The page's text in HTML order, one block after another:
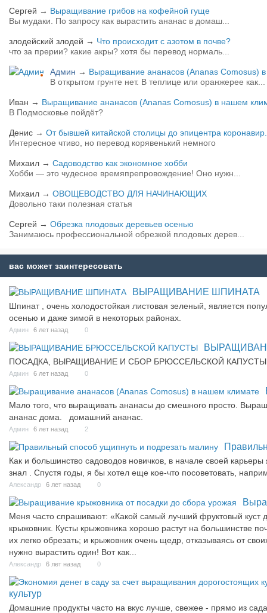
Сергей → Выращивание грибов на кофейной гуще
Вы мудаки. По запросу как вырастить ананас в домаш...
злодейский злодей → Что происходит с азотом в почве?
что за прерии? какие акры? хотя бы перевод нормаль...
Админ → Выращивание ананасов (Ananas Comosus)
В открытом грунте нет. В теплице или оранжерее как...
Иван → Выращивание ананасов (Ananas Comosus) в нашем
В Подмосковье пойдёт?
Денис → От бывшей китайской столицы до эпицентра
Интересное чтиво, но перевод корявенький немного
Михаил → Садоводство как экономное хобби
Хобби — это чудесное времяпрепровождение! Оно нужн...
Михаил → ОВОЩЕВОДСТВО ДЛЯ НАЧИНАЮЩИХ
Довольно таки полезная статья
Сергей → Обрезка плодовых деревьев осенью
Занимаюсь профессиональной обрезкой плодовых дерев...
вас может заинтересовать
ВЫРАЩИВАНИЕ ШПИНАТА
Шпинат , очень холодостойкая листовая зеленый, является
осенью и даже зимой в некоторых районах.
Админ 6 лет назад 0
ПОСАДКА, ВЫРАЩИВАНИЕ И СБОР БРЮССЕЛЬСКОЙ КАПУСТЫ
Админ 6 лет назад 0
Мало того, что выращивать ананасы до смешного просто.
ананас дома. домашний ананас.
Админ 6 лет назад 2
Как и большинство садоводов новичков, в начале своей
знал . Спустя годы, я бы хотел еще кое-что посоветовать,
Александр 6 лет назад 0
Меня часто спрашивают: «Какой самый лучший фруктовый
крыжовник. Кусты крыжовника хорошо растут на большинстве
их легко обрезать; и крыжовник очень щедр, отказываясь от
нужно вырастить один! Вот как...
Александр 6 лет назад 0
культур
Домашние продукты часто на вкус лучше, свежее - прямо из